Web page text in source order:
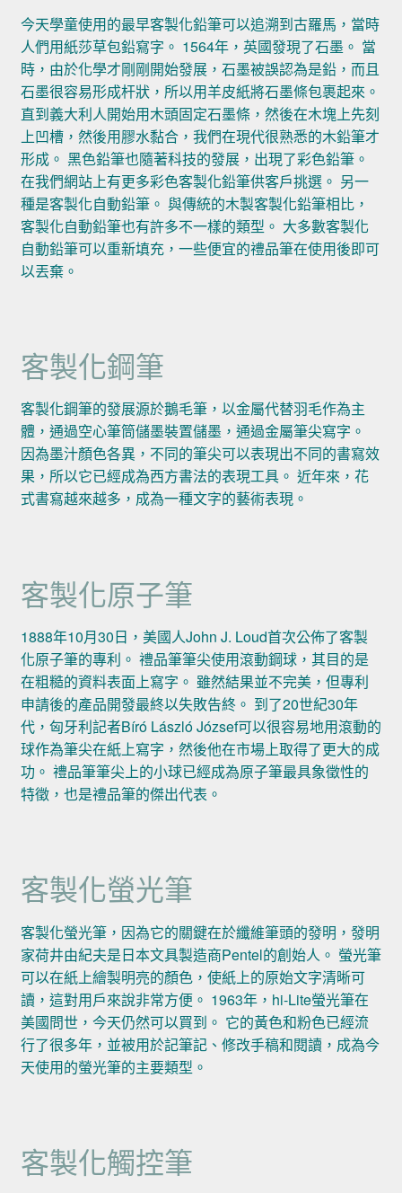
今天學童使用的最早客製化鉛筆可以追溯到古羅馬，當時
人們用紙莎草包鉛寫字。 1564年，英國發現了石墨。 當
時，由於化學才剛剛開始發展，石墨被誤認為是鉛，而且
石墨很容易形成杆狀，所以用羊皮紙將石墨條包裹起來。
直到義大利人開始用木頭固定石墨條，然後在木塊上先刻
上凹槽，然後用膠水黏合，我們在現代很熟悉的木鉛筆才
形成。 黑色鉛筆也隨著科技的發展，出現了彩色鉛筆。
在我們網站上有更多彩色客製化鉛筆供客戶挑選。 另一
種是客製化自動鉛筆。 與傳統的木製客製化鉛筆相比，
客製化自動鉛筆也有許多不一樣的類型。 大多數客製化
自動鉛筆可以重新填充，一些便宜的禮品筆在使用後即可
以丟棄。
客製化鋼筆
客製化鋼筆的發展源於鵝毛筆，以金屬代替羽毛作為主
體，通過空心筆筒儲墨裝置儲墨，通過金屬筆尖寫字。
因為墨汁顏色各異，不同的筆尖可以表現出不同的書寫效
果，所以它已經成為西方書法的表現工具。 近年來，花
式書寫越來越多，成為一種文字的藝術表現。
客製化原子筆
1888年10月30日，美國人John J. Loud首次公佈了客製
化原子筆的專利。 禮品筆筆尖使用滾動鋼球，其目的是
在粗糙的資料表面上寫字。 雖然結果並不完美，但專利
申請後的產品開發最終以失敗告終。 到了20世紀30年
代，匈牙利記者Bíró László József可以很容易地用滾動的
球作為筆尖在紙上寫字，然後他在市場上取得了更大的成
功。 禮品筆筆尖上的小球已經成為原子筆最具象徵性的
特徵，也是禮品筆的傑出代表。
客製化螢光筆
客製化螢光筆，因為它的關鍵在於纖維筆頭的發明，發明
家荷井由紀夫是日本文具製造商Pentel的創始人。 螢光筆
可以在紙上繪製明亮的顏色，使紙上的原始文字清晰可
讀，這對用戶來說非常方便。 1963年，hi-Lite螢光筆在
美國問世，今天仍然可以買到。 它的黃色和粉色已經流
行了很多年，並被用於記筆記、修改手稿和閱讀，成為今
天使用的螢光筆的主要類型。
客製化觸控筆